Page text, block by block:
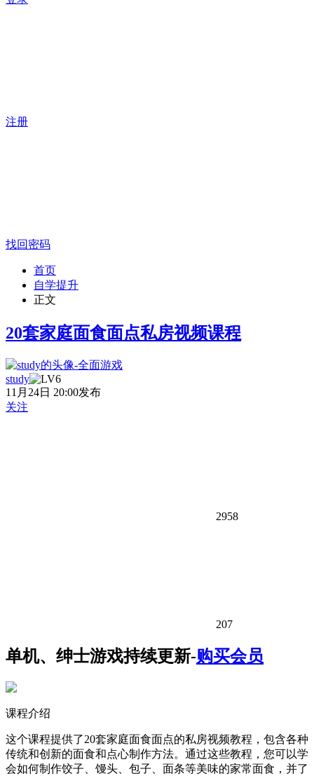
注册
找回密码
首页
自学提升
正文
20套家庭面食面点私房视频课程
study
11月24日 20:00发布
关注
2958
207
单机、绅士游戏持续更新-购买会员
课程介绍
这个课程提供了20套家庭面食面点的私房视频教程，包含各种
传统和创新的面食和点心制作方法。通过这些教程，您可以学
会如何制作饺子、馒头、包子、面条等美味的家常面食，并了